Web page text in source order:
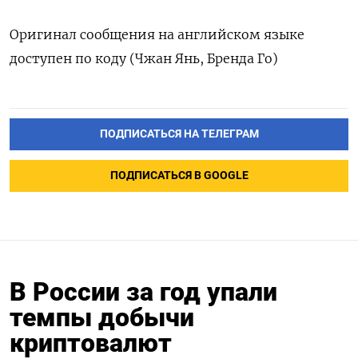
Оригинал сообщения на английском языке
доступен по коду (Чжан Янь, Бренда Го)
ПОДПИСАТЬСЯ НА ТЕЛЕГРАМ
ПОДПИСАТЬСЯ В GOOGLE
В России за год упали
темпы добычи
криптовалют